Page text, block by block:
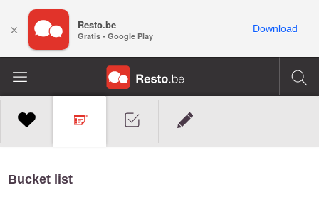
Bucket list
× Resto.be
Gratis - Google Play
Download